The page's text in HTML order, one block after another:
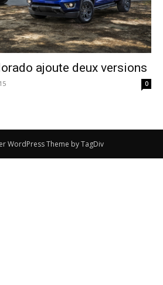
ajoute deux versions
0
WordPress Theme by TagDiv